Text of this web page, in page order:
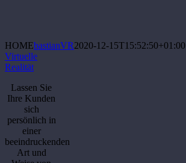
HOMEbastianVR2020-12-15T15:52:50+01:00
Virtuelle
Realität
Lassen Sie
Ihre Kunden
sich
persönlich in
einer
beeindruckenden
Art und